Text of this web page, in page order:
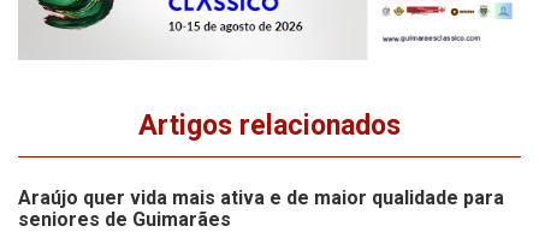
Artigos relacionados
Araújo quer vida mais ativa e de maior qualidade para
seniores de Guimarães